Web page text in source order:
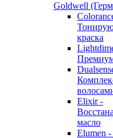
Goldwell
краска
Elixir -
масло
Elumen